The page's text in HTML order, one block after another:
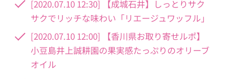
[2020.07.10 12:30] 【成城石井】しっとりサク
サクでリッチな味わい「リエージュワッフル」
[2020.07.10 12:00] 【香川県お取り寄せルポ】
小豆島井上誠耕園の果実感たっぷりのオリーブ
オイル